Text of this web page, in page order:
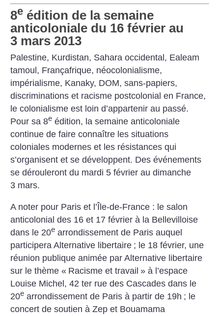
8e édition de la semaine
anticoloniale du 16 février au
3 mars 2013
Palestine, Kurdistan, Sahara occidental, Ealeam
tamoul, Françafrique, néocolonialisme,
impérialisme, Kanaky, DOM, sans-papiers,
discriminations et racisme postcolonial en France,
le colonialisme est loin d’appartenir au passé.
Pour sa 8e édition, la semaine anticoloniale
continue de faire connaître les situations
coloniales modernes et les résistances qui
s’organisent et se développent. Des événements
se dérouleront du mardi 5 février au dimanche
3 mars.
A noter pour Paris et l’Île-de-France : le salon
anticolonial des 16 et 17 février à la Bellevilloise
dans le 20e arrondissement de Paris auquel
participera Alternative libertaire ; le 18 février, une
réunion publique animée par Alternative libertaire
sur le thème « Racisme et travail » à l’espace
Louise Michel, 42 ter rue des Cascades dans le
20e arrondissement de Paris à partir de 19h ; le
concert de soutien à Zep et Bouamama